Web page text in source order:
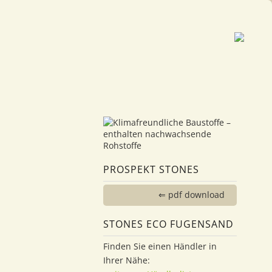
PROSPEKT STONES
⇐ pdf download
STONES ECO FUGENSAND
Finden Sie einen Händler in
Ihrer Nähe: